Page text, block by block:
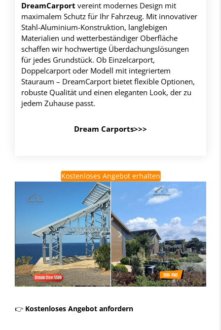
DreamCarport vereint modernes Design mit
maximalem Schutz für Ihr Fahrzeug. Mit innovativer
Stahl-Aluminium-Konstruktion, langlebigen
Materialien und wetterbeständiger Oberfläche
schaffen wir hochwertige Überdachungslösungen
für jedes Grundstück. Ob Einzelcarport,
Doppelcarport oder Modell mit integriertem
Stauraum – DreamCarport bietet flexible Optionen,
robuste Qualität und einen eleganten Look, der zu
jedem Zuhause passt.
Dream Carports>>>
Kostenloses Angebot erhalten
👉 Kostenloses Angebot anfordern